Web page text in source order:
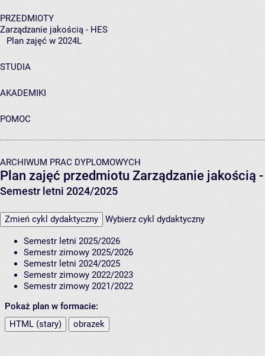
PRZEDMIOTY
Zarządzanie jakością - HES
Plan zajęć w 2024L
STUDIA
AKADEMIKI
POMOC
ARCHIWUM PRAC DYPLOMOWYCH
Plan zajęć przedmiotu Zarządzanie jakością
Semestr letni 2024/2025
Zmień cykl dydaktyczny Wybierz cykl dydaktyczny
Semestr letni 2025/2026
Semestr zimowy 2025/2026
Semestr letni 2024/2025
Semestr zimowy 2022/2023
Semestr zimowy 2021/2022
Pokaż plan w formacie:
HTML (stary)
obrazek